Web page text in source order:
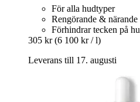
För alla hudtyper
Rengörande & närande
Förhindrar tecken på
305 kr (6 100 kr / l)
Leverans till 17. augusti